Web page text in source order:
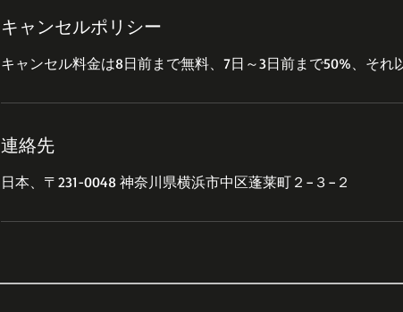
キャンセルポリシー
連絡先
日本、〒231-0048 神奈川県横浜市中区蓬莱町２−３−２